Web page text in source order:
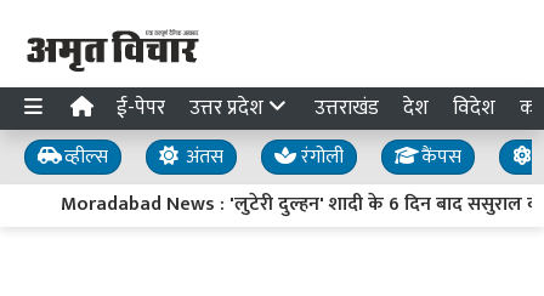
ई-पेपर उत्तर प्रदेश उत्तराखंड देश विदेश
व्हील्स अंतस रंगोली कैंपस
Moradabad News : 'लुटेरी दुल्हन' शादी के 6 दिन बाद ससुराल